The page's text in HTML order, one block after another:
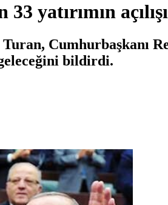
yatırımın
Cumhurbaşkanı
bildirdi.